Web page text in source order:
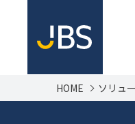
HOME ソリュ